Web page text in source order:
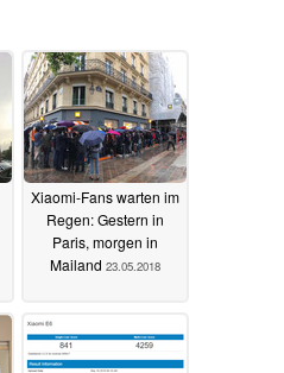
Xiaomi-Fans warten im
Regen: Gestern in
Paris, morgen in
Mailand 23.05.2018